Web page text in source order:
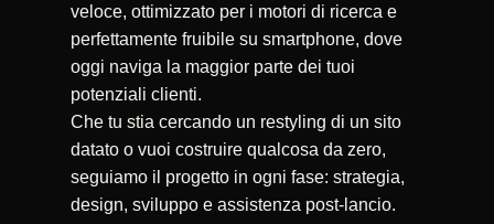
veloce, ottimizzato per i motori di ricerca e
perfettamente fruibile su smartphone, dove
oggi naviga la maggior parte dei tuoi
potenziali clienti.
Che tu stia cercando un restyling di un sito
datato o vuoi costruire qualcosa da zero,
seguiamo il progetto in ogni fase: strategia,
design, sviluppo e assistenza post-lancio.